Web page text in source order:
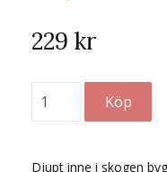
229 kr
Djupt inne i skogen